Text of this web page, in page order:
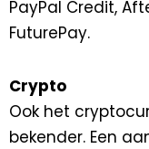
PayPal Credit,
FuturePay.
Crypto
Ook het
bekender. Een